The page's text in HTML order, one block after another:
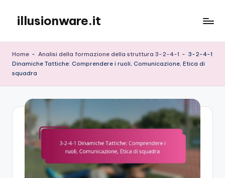
content
illusionware.it
Home - Analisi della formazione della struttura 3-2-4-1 - 3-2-4-1
Dinamiche Tattiche: Comprendere i ruoli, Comunicazione, Etica di
squadra